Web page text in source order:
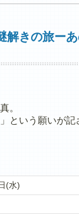
解きの旅ー
。
という願いが記
(水)